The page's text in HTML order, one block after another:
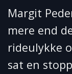
Margit
mere end
rideulykke
sat en